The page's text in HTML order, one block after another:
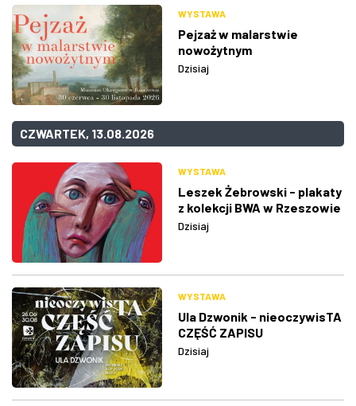
WYSTAWA
Pejzaż w malarstwie
nowożytnym
Dzisiaj
CZWARTEK, 13.08.2026
WYSTAWA
Leszek Żebrowski - plakaty
z kolekcji BWA w Rzeszowie
Dzisiaj
WYSTAWA
Ula Dzwonik - nieoczywisTA
CZĘŚĆ ZAPISU
Dzisiaj